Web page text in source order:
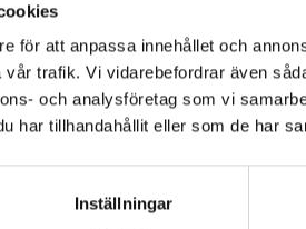
för att anpassa innehållet och
trafik. Vi vidarebefordrar även
och analysföretag som vi
har tillhandahållit eller som de har
Inställningar
mm
version.